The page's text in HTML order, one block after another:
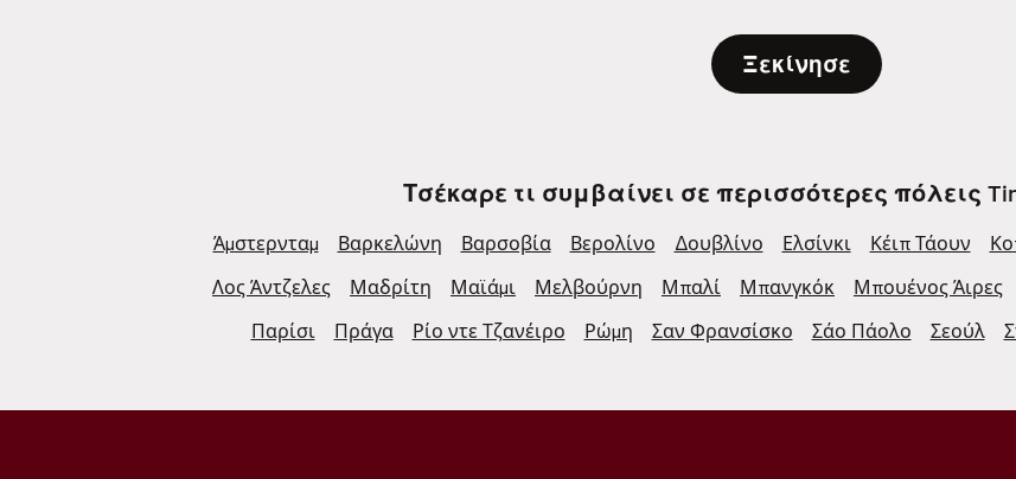
Ξεκίνησε
Τσέκαρε τι συμβαίνει σε περισσότερες πόλεις
Άμστερνταμ Βαρκελώνη Βαρσοβία Βερολίνο Δουβλίνο Ελσίνκι Κέιπ Τάουν
Λος Άντζελες
Μαδρίτη Μαϊάμι Μελβούρνη Μπαλί Μπανγκόκ Μπουένος Άιρες
Παρίσι
Πράγα Ρίο ντε Τζανέιρο Ρώμη Σαν Φρανσίσκο Σάο Πάολο Σεούλ